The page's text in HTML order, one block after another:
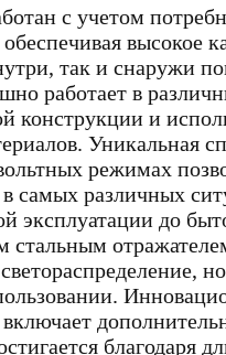
с учетом
высокое
так и снаружи
работает в
конструкции и
Уникальная
режимах
в самых различных
эксплуатации до
стальным
благодаря